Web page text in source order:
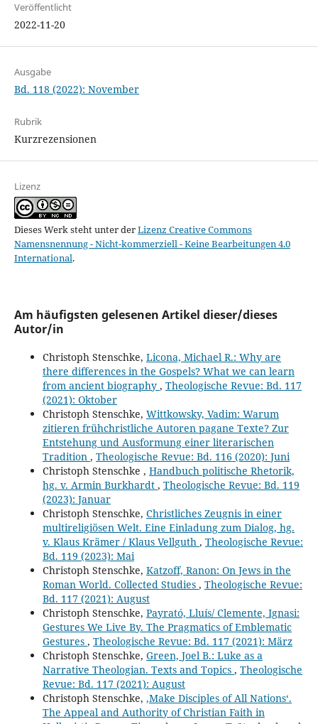
Veröffentlicht
2022-11-20
Ausgabe
Bd. 118 (2022): November
Rubrik
Kurzrezensionen
Lizenz
Dieses Werk steht unter derLizenz Creative Commons
Namensnennung - Nicht-kommerziell - Keine Bearbeitungen 4.0
International.
Am häufigsten gelesenen Artikel dieser/dieses
Autor/in
Christoph Stenschke, Licona, Michael R.: Why are
there differences in the Gospels? What we can learn
from ancient biography , Theologische Revue: Bd. 117
(2021): Oktober
Christoph Stenschke, Wittkowsky, Vadim: Warum
zitieren frühchristliche Autoren pagane Texte? Zur
Entstehung und Ausformung einer literarischen
Tradition , Theologische Revue: Bd. 116 (2020): Juni
Christoph Stenschke , Handbuch politische Rhetorik,
hg. v. Armin Burkhardt , Theologische Revue: Bd. 119
(2023): Januar
Christoph Stenschke, Christliches Zeugnis in einer
multireligiösen Welt. Eine Einladung zum Dialog, hg.
v. Klaus Krämer / Klaus Vellguth , Theologische Revue:
Bd. 119 (2023): Mai
Christoph Stenschke, Katzoff, Ranon: On Jews in the
Roman World. Collected Studies , Theologische Revue:
Bd. 117 (2021): August
Christoph Stenschke, Payrató, Lluís/ Clemente, Ignasi:
Gestures We Live By. The Pragmatics of Emblematic
Gestures , Theologische Revue: Bd. 117 (2021): März
Christoph Stenschke, Green, Joel B.: Luke as a
Narrative Theologian. Texts and Topics , Theologische
Revue: Bd. 117 (2021): August
Christoph Stenschke, ,Make Disciples of All Nations‘.
The Appeal and Authority of Christian Faith in